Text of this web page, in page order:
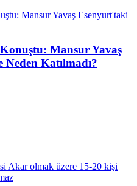
Mansur Yavaş
Katılmadı?